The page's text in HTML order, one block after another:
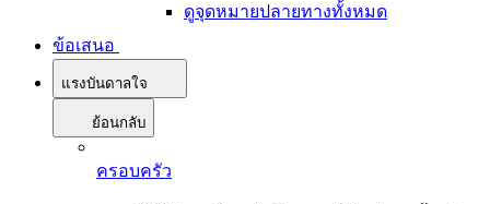
ดูจุดหมายปลายทางทั้งหมด
ข้อเสนอ
แรงบันดาลใจ
ย้อนกลับ
ครอบครัว